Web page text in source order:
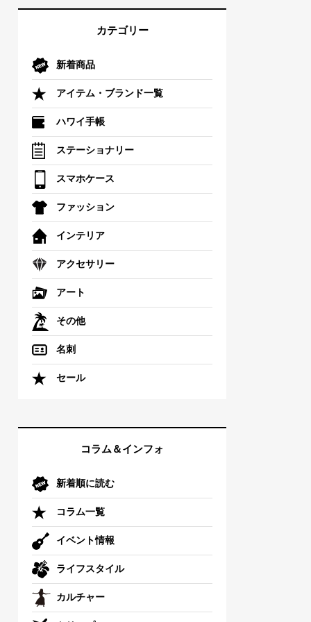
カテゴリー
新着商品
アイテム・ブランド一覧
ハワイ手帳
ステーショナリー
スマホケース
ファッション
インテリア
アクセサリー
アート
その他
名刺
セール
コラム＆インフォ
新着順に読む
コラム一覧
イベント情報
ライフスタイル
カルチャー